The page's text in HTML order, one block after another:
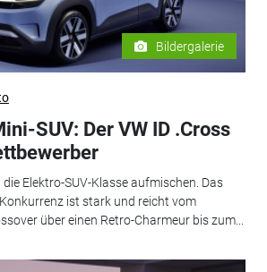
Bildergalerie
SUV: Der VW ID .Cross
die Elektro-SUV-Klasse aufmischen. Das
ist stark und reicht vom
über einen Retro-Charmeur bis zum...